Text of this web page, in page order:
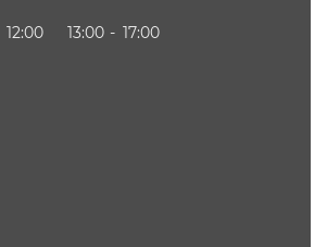
12:00 13:00 - 17:00